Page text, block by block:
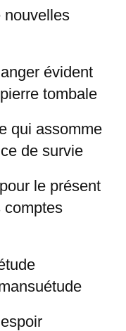
nouvelles
évident
tombale
qui assomme
de survie
le présent
comptes